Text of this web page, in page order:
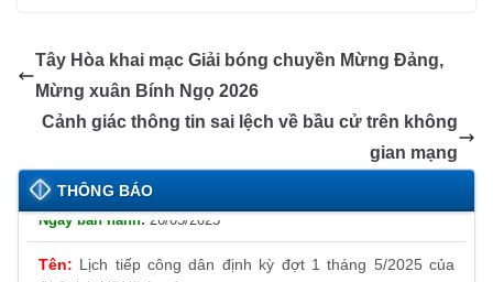
b
o
o
n
g
er
A
p
p
dI
n
a
e
a
n
sl
at
e
y
Li
n
k
Tây Hòa khai mạc Giải bóng chuyền Mừng Đảng,
Mừng xuân Bính Ngọ 2026
Cảnh giác thông tin sai lệch về bầu cử trên không
gian mạng
THÔNG BÁO
Thông báo đăng ký tiếp công dân định kỳ đợt 01
tháng 6/2025 của Chủ tịch UBND huyện
26/05/2025
Lịch tiếp công dân định kỳ đợt 1 tháng 5/2025 của
Chủ tịch UBND huyện